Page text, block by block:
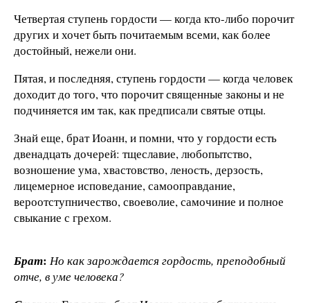
Четвертая ступень гордости — когда кто-либо порочит
других и хочет быть почитаемым всеми, как более
достойный, нежели они.
Пятая, и последняя, ступень гордости — когда человек
доходит до того, что порочит священные законы и не
подчиняется им так, как предписали святые отцы.
Знай еще, брат Иоанн, и помни, что у гордости есть
двенадцать дочерей: тщеславие, любопытство,
возношение ума, хвастовство, леность, дерзость,
лицемерное исповедание, самооправдание,
вероотступничество, своеволие, самочиние и полное
свыкание с грехом.
Брат: Но как зарождается гордость, преподобный
отче, в уме человека?